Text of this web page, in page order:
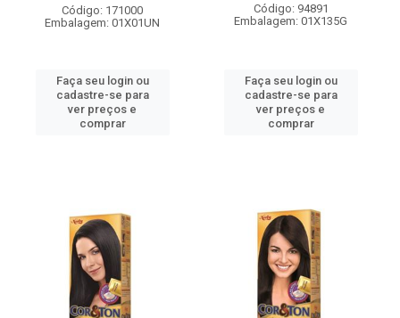
Código: 171000
Embalagem: 01X01UN
Faça seu login ou
cadastre-se para
ver preços e
comprar
Código: 94891
Embalagem: 01X135G
Faça seu login ou
cadastre-se para
ver preços e
comprar